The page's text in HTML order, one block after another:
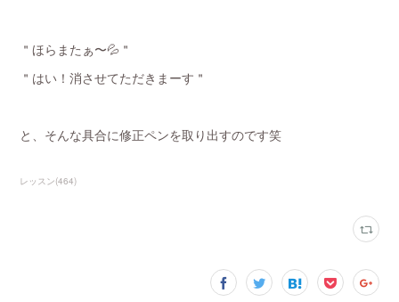
＂ほらまたぁ〜💦＂
＂はい！消させてただきまーす＂
と、そんな具合に修正ペンを取り出すのです笑
レッスン(464)